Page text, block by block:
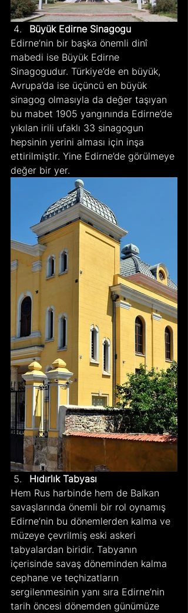
Büyük Edirne Sinagogu
Edirne’nin bir başka önemli dinî
mabedi ise Büyük Edirne
Sinagogudur. Türkiye’de en büyük,
Avrupa’da ise üçüncü en büyük
sinagog olmasıyla da değer taşıyan
bu mabet 1905 yangınında Edirne’de
yıkılan irili ufaklı 33 sinagogun
hepsinin yerini alması için inşa
ettirilmiştir. Yine Edirne’de görülmeye
değer bir yer.
Hıdırlık Tabyası
Hem Rus harbinde hem de Balkan
savaşlarında önemli bir rol oynamış
Edirne’nin bu dönemlerden kalma ve
müzeye çevrilmiş eski askeri
tabyalardan biridir. Tabyanın
içerisinde savaş döneminden kalma
cephane ve teçhizatların
sergilenmesinin yanı sıra Edirne’nin
tarih öncesi dönemden günümüze